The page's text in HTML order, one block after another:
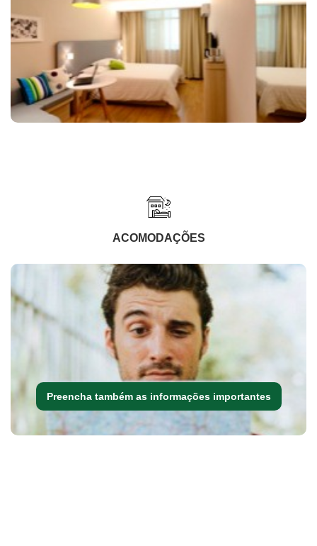
ACOMODAÇÕES
Preencha também as informações importantes